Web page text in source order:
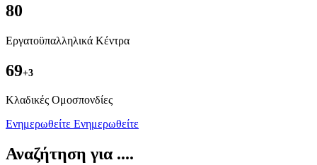
80
Εργατοϋπαλληλικά Κέντρα
69+3
Kλαδικές Ομοσπονδίες
Ενημερωθείτε Ενημερωθείτε
Αναζήτηση για ....